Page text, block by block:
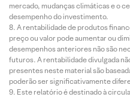
mercado, mudanças climáticas e o
desempenho do investimento.
A rentabilidade de produtos
preço ou valor pode aumentar ou
desempenhos anteriores não são
futuros. A rentabilidade divulgada
presentes neste material são
poderão ser significativamente
Este relatório é destinado à